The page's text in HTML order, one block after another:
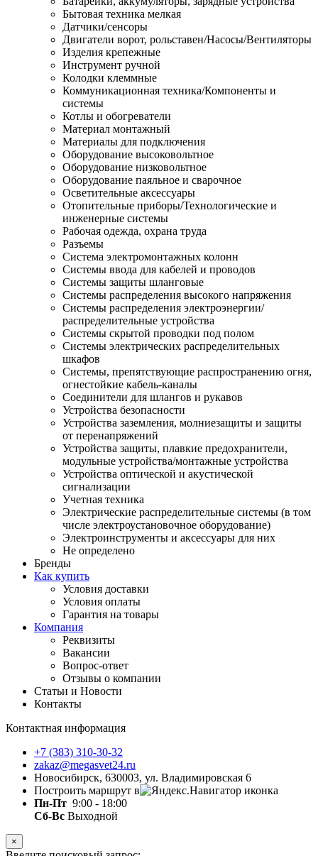
Бытовая техника мелкая
Датчики/сенсоры
Двигатели ворот, рольставен/Насосы/Вентиляторы
Изделия крепежные
Инструмент ручной
Колодки клеммные
Коммуникационная техника/Компоненты и
системы
Котлы и обогреватели
Материал монтажный
Материалы для подключения
Оборудование высоковольтное
Оборудование низковольтное
Оборудование паяльное и сварочное
Осветительные аксессуары
Отопительные приборы/Технологические и
инженерные системы
Рабочая одежда, охрана труда
Разъемы
Система электромонтажных колонн
Системы ввода для кабелей и проводов
Системы защиты шланговые
Системы распределения высокого напряжения
Системы распределения электроэнергии/
распределительные устройства
Системы скрытой проводки под полом
Системы электрических распределительных
шкафов
Системы, препятствующие распространению огня,
огнестойкие кабель-каналы
Соединители для шлангов и рукавов
Устройства безопасности
Устройства заземления, молниезащиты и защиты
от перенапряжений
Устройства защиты, плавкие предохранители,
модульные устройства/монтажные устройства
Устройства оптической и акустической
сигнализации
Учетная техника
Электрические распределительные системы (в том
числе электроустановочное оборудование)
Электроинструменты и аксессуары для них
Не определено
Бренды
Как купить
Условия доставки
Условия оплаты
Гарантия на товары
Компания
Реквизиты
Вакансии
Вопрос-ответ
Отзывы о компании
Статьи и Новости
Контакты
Контактная информация
+7 (383) 310-30-32
zakaz@megasvet24.ru
Новосибирск, 630003, ул. Владимировская 6
Построить маршрут в
Пн-Пт 9:00 - 18:00
Сб-Вс Выходной
×